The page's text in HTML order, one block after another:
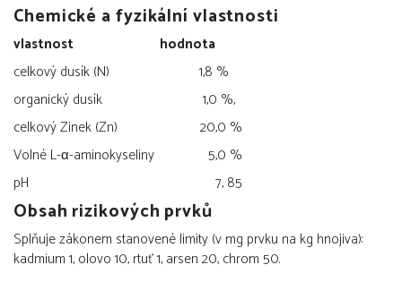
Chemické a fyzikální vlastnosti
vlastnost hodnota
celkový dusík (N) 1,8 %
organický dusík 1,0 %,
celkový Zinek (Zn) 20,0 %
Volné L-α-aminokyseliny 5,0 %
pH 7, 85
Obsah rizikových prvků
Splňuje zákonem stanovené limity (v mg prvku na kg hnojiva):
kadmium 1, olovo 10, rtuť 1, arsen 20, chrom 50.